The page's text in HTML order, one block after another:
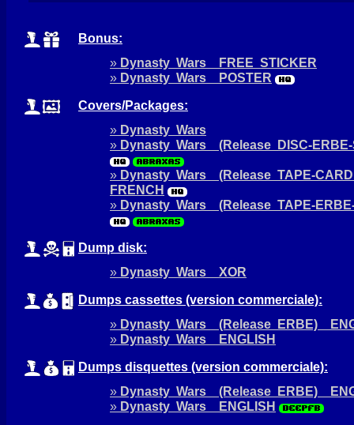
Bonus:
» Dynasty Wars FREE STICKER
» Dynasty Wars POSTER
Covers/Packages:
» Dynasty Wars
» Dynasty Wars (Release DISC-
» Dynasty Wars (Release TAPE-
FRENCH
» Dynasty Wars (Release TAPE-
Dump disk:
» Dynasty Wars XOR
Dumps cassettes (version commerciale):
» Dynasty Wars (Release ERBE)
» Dynasty Wars ENGLISH
Dumps disquettes (version commerciale):
» Dynasty Wars (Release ERBE)
» Dynasty Wars ENGLISH